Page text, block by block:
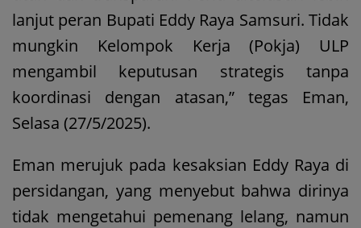
lanjut peran Bupati Eddy Raya Samsuri. Tidak
mungkin Kelompok Kerja (Pokja) ULP
mengambil keputusan strategis tanpa
koordinasi dengan atasan,” tegas Eman,
Selasa (27/5/2025).
Eman merujuk pada kesaksian Eddy Raya di
persidangan, yang menyebut bahwa dirinya
tidak mengetahui pemenang lelang, namun